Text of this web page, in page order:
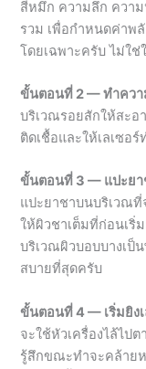
ขั้นตอนที่ 2 — ทำควา
บริเวณรอยสักให้สะอ
ขั้นตอนที่ 3 — แปะยา
แปะยาชาบนบริเวณที่
บริเวณผิวบอบบางเป็
สบายที่สุดครับ
ขั้นตอนที่ 4 — เริ่มยิงเ
จะใช้หัวเครื่องไล้ไป
ใช้เวลาตั้งแต่ 5-30
ขั้นตอนที่ 5 — ปราก